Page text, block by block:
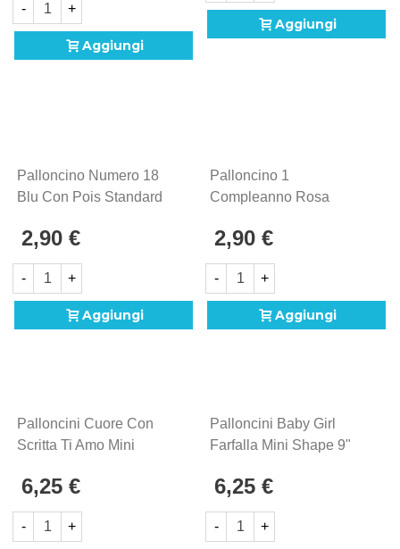
- +
Aggiungi
Aggiungi
Palloncino Numero 18
Blu Con Pois Standard
Mylar, 1pz.
2,90 €
- +
Aggiungi
Palloncino 1
Compleanno Rosa
(45cm) In Mylar, 1pz.
2,90 €
- +
Aggiungi
Palloncini Cuore Con
Scritta Ti Amo Mini
Mylar, 5pz.
6,25 €
- +
Palloncini Baby Girl
Farfalla Mini Shape 9"
6,25 €
- +